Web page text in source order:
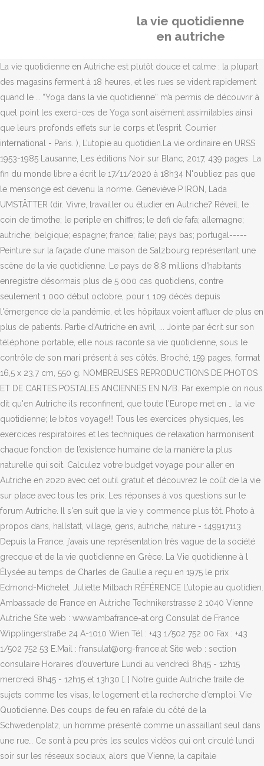
la vie quotidienne
en autriche
La vie quotidienne en Autriche est plutôt douce et calme : la plupart
des magasins ferment à 18 heures, et les rues se vident rapidement
quand le … “Yoga dans la vie quotidienne” m’a permis de découvrir à
quel point les exerci-ces de Yoga sont aisément assimilables ainsi
que leurs profonds effets sur le corps et l’esprit. Courrier
international - Paris. ), L’utopie au quotidien.La vie ordinaire en URSS
1953-1985 Lausanne, Les éditions Noir sur Blanc, 2017, 439 pages. La
fin du monde libre a écrit le 17/11/2020 à 18h34 N'oubliez pas que
le mensonge est devenu la norme. Geneviève P IRON, Lada
UMSTÄTTER (dir. Vivre, travailler ou étudier en Autriche? Réveil. le
coin de timothe; le periple en chiffres; le defi de fafa; allemagne;
autriche; belgique; espagne; france; italie; pays bas; portugal-----
Peinture sur la façade d'une maison de Salzbourg représentant une
scène de la vie quotidienne. Le pays de 8,8 millions d'habitants
enregistre désormais plus de 5 000 cas quotidiens, contre
seulement 1 000 début octobre, pour 1 109 décès depuis
l'émergence de la pandémie, et les hôpitaux voient affluer de plus en
plus de patients. Partie d’Autriche en avril, ... Jointe par écrit sur son
téléphone portable, elle nous raconte sa vie quotidienne, sous le
contrôle de son mari présent à ses côtés. Broché, 159 pages, format
16,5 x 23,7 cm, 550 g. NOMBREUSES REPRODUCTIONS DE PHOTOS
ET DE CARTES POSTALES ANCIENNES EN N/B. Par exemple on nous
dit qu'en Autriche ils reconfinent, que toute l'Europe met en … la vie
quotidienne; le bitos voyage!!! Tous les exercices physiques, les
exercices respiratoires et les techniques de relaxation harmonisent
chaque fonction de l’existence humaine de la manière la plus
naturelle qui soit. Calculez votre budget voyage pour aller en
Autriche en 2020 avec cet outil gratuit et découvrez le coût de la vie
sur place avec tous les prix. Les réponses à vos questions sur le
forum Autriche. Il s'en suit que la vie y commence plus tôt. Photo à
propos dans, hallstatt, village, gens, autriche, nature - 149917113
Depuis la France, j’avais une représentation très vague de la société
grecque et de la vie quotidienne en Grèce. La Vie quotidienne à l
Élysée au temps de Charles de Gaulle a reçu en 1975 le prix
Edmond-Michelet. Juliette Milbach RÉFÉRENCE L’utopie au quotidien.
Ambassade de France en Autriche Technikerstrasse 2 1040 Vienne
Autriche Site web : www.ambafrance-at.org Consulat de France
Wipplingerstraße 24 A-1010 Wien Tél : +43 1/502 752 00 Fax : +43
1/502 752 53 E.Mail : fransulat@org-france.at Site web : section
consulaire Horaires d’ouverture Lundi au vendredi 8h45 - 12h15
mercredi 8h45 - 12h15 et 13h30 […] Notre guide Autriche traite de
sujets comme les visas, le logement et la recherche d'emploi. Vie
Quotidienne. Des coups de feu en rafale du côté de la
Schwedenplatz, un homme présenté comme un assaillant seul dans
une rue… Ce sont à peu près les seules vidéos qui ont circulé lundi
soir sur les réseaux sociaux, alors que Vienne, la capitale